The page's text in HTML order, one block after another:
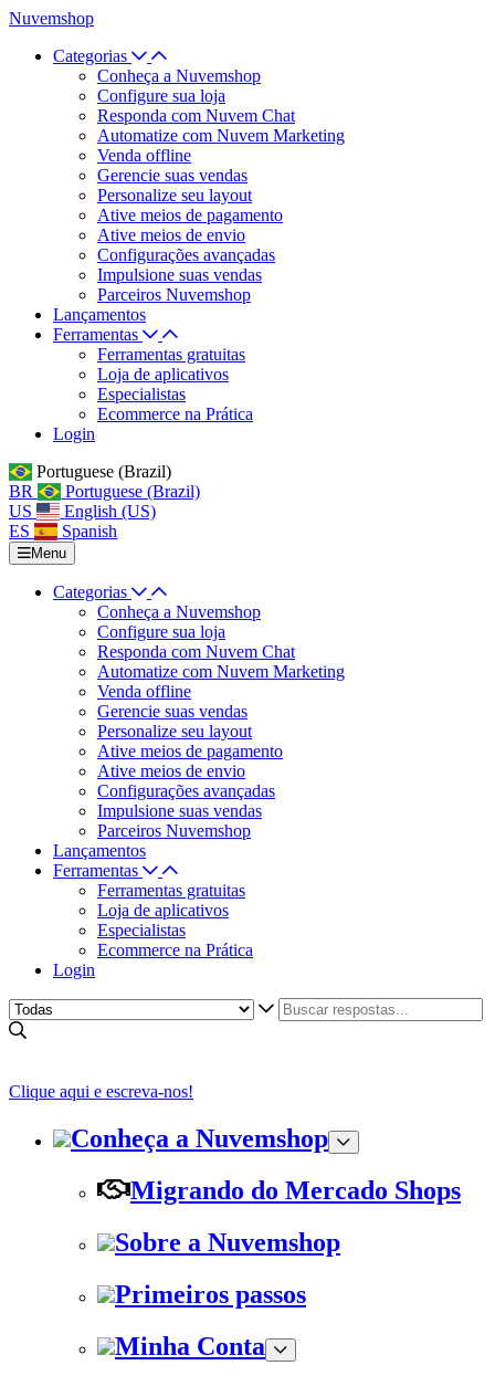
Nuvemshop
Categorias
Conheça a Nuvemshop
Configure sua loja
Responda com Nuvem Chat
Automatize com Nuvem Marketing
Venda offline
Gerencie suas vendas
Personalize seu layout
Ative meios de pagamento
Ative meios de envio
Configurações avançadas
Impulsione suas vendas
Parceiros Nuvemshop
Lançamentos
Ferramentas
Ferramentas gratuitas
Loja de aplicativos
Especialistas
Ecommerce na Prática
Login
Portuguese (Brazil)
BR
Portuguese (Brazil)
US
English (US)
ES
Spanish
Menu
Categorias
Conheça a Nuvemshop
Configure sua loja
Responda com Nuvem Chat
Automatize com Nuvem Marketing
Venda offline
Gerencie suas vendas
Personalize seu layout
Ative meios de pagamento
Ative meios de envio
Configurações avançadas
Impulsione suas vendas
Parceiros Nuvemshop
Lançamentos
Ferramentas
Ferramentas gratuitas
Loja de aplicativos
Especialistas
Ecommerce na Prática
Login
Clique aqui e escreva-nos!
Conheça a Nuvemshop
Migrando do Mercado Shops
Sobre a Nuvemshop
Primeiros passos
Minha Conta